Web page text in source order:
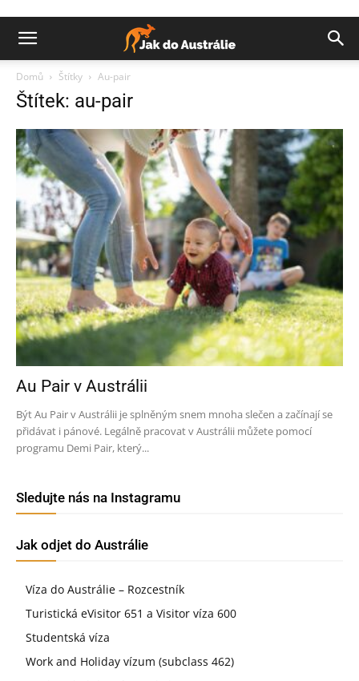
Domů Štítky Au-pair
Štítek: au-pair
Au Pair v Austrálii
Být Au Pair v Austrálii je splněným snem mnoha slečen a začínají se
přidávat i pánové. Legálně pracovat v Austrálii můžete pomocí
programu Demi Pair, který...
Sledujte nás na Instagramu
Jak odjet do Austrálie
Víza do Austrálie – Rozcestník
Turistická eVisitor 651 a Visitor víza 600
Studentská víza
Work and Holiday vízum (subclass 462)